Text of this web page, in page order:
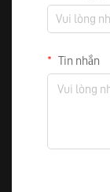
Tin nhắn